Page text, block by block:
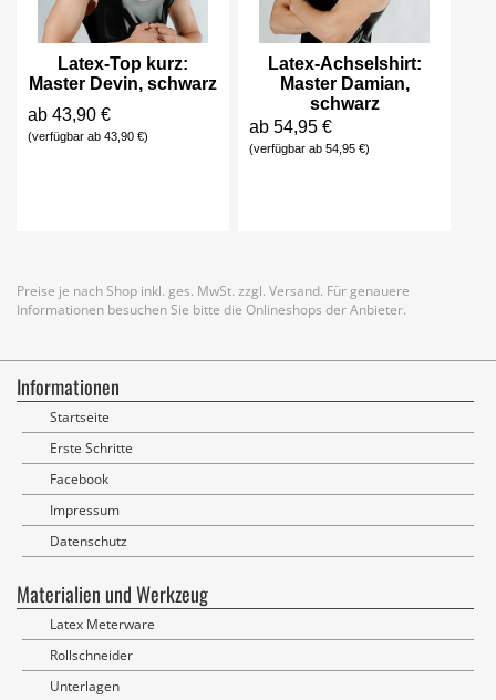
Latex-Top kurz:
Master Devin, schwarz
ab 43,90 €
(verfügbar ab 43,90 €)
Latex-Achselshirt:
Master Damian,
schwarz
ab 54,95 €
(verfügbar ab 54,95 €)
Preise je nach Shop inkl. ges. MwSt. zzgl. Versand. Für genauere
Informationen besuchen Sie bitte die Onlineshops der Anbieter.
Informationen
Startseite
Erste Schritte
Facebook
Impressum
Datenschutz
Materialien und Werkzeug
Latex Meterware
Rollschneider
Unterlagen